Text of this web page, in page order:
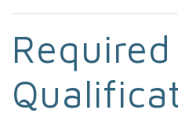
Required